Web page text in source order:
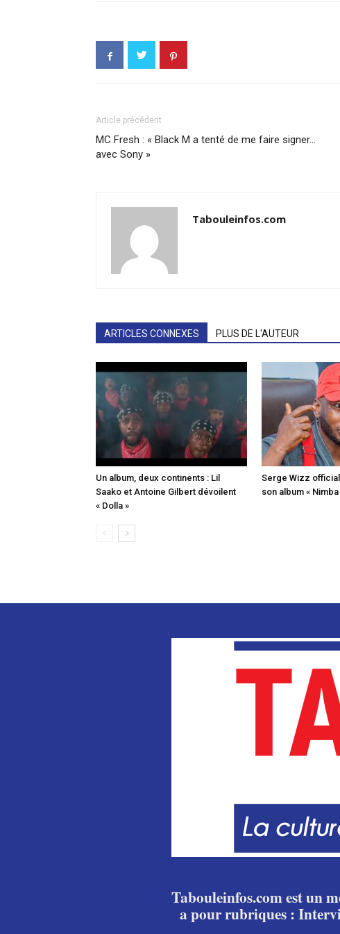
Article précédent
MC Fresh : « Black M a tenté de me faire signer…
avec Sony »
Tabouleinfos.com
ARTICLES CONNEXES PLUS DE L'AUTEUR
Un album, deux continents : Lil
Saako et Antoine Gilbert dévoilent
« Dolla »
Serge Wizz
son album « Nimba
Tabouleinfos.com est un
a pour rubriques :